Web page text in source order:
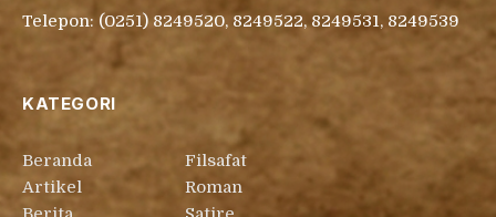
Telepon: (0251) 8249520, 8249522, 8249531, 8249539
KATEGORI
Beranda
Artikel
Filsafat
Roman